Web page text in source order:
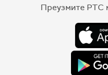
Преузмите РТС